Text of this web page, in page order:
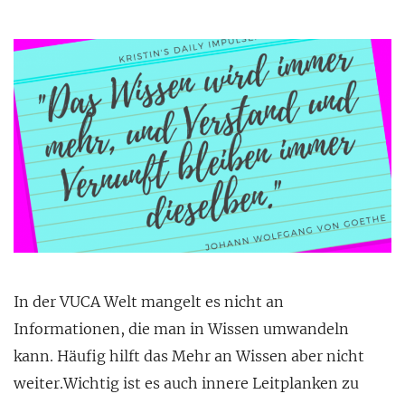
In der VUCA Welt mangelt es nicht an
Informationen, die man in Wissen umwandeln
kann. Häufig hilft das Mehr an Wissen aber nicht
weiter.Wichtig ist es auch innere Leitplanken zu